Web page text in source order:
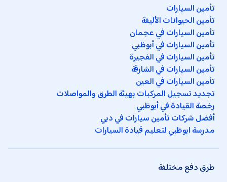
تأمين السيارات
تأمين الحيوانات الأليفة
تأمين السيارات في عجمان
تأمين السيارات في أبوظبي
تأمين السيارات في الفجيرة
تأمين السيارات في الشارقة
تأمين السيارات في العين
تجديد تسجيل المركبات بهيئة الطرق والمواصلات
رخصة القيادة في أبوظبي
أفضل شركات تأمين سيارات في دبي
مدرسة ابوظبي لتعليم قيادة السيارات
طرق دفع مختلفة